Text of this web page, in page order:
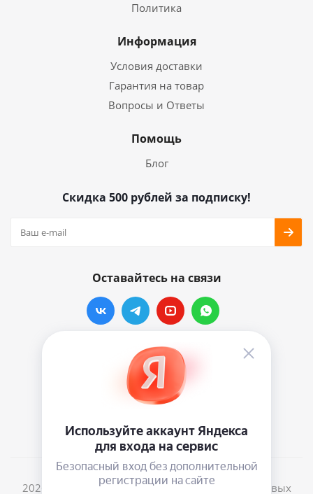
Политика
Информация
Условия доставки
Гарантия на товар
Вопросы и Ответы
Помощь
Блог
Скидка 500 рублей за подписку!
Оставайтесь на связи
Наши контакты
info@vinylmarkt.ru
2026 © Винилмаркт - интернет-магазин виниловых